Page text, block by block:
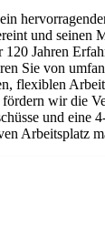
und seinen
Jahren
Sie von
flexiblen
wir die
und eine
Arbeitsplatz